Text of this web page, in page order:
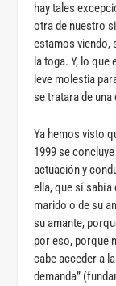
hay tales
otra de nuestro
estamos viendo,
la toga. Y, lo
leve molestia
se tratara de
Ya hemos visto
1999 se
actuación y
ella, que sí sabía
marido o de su
su amante,
por eso, porque
cabe acceder a
demanda”